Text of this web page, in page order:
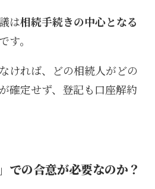
は相続手続きの中心となる
です。
ければ、どの相続人がどの
確定せず、登記も口座解約
での合意が必要なのか？